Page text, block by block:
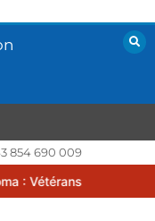
854 690 009
2026 -2027, une